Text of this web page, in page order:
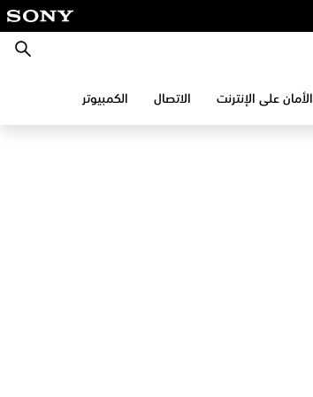
بحث
الأمان على الإنترنت الاتصال الكمبيوتر